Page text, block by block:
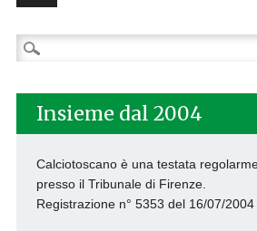
Ricerca
per:
Insieme dal 2004
Calciotoscano è una testata
presso il Tribunale di Firenze.
Registrazione n° 5353 del 16/07/2004